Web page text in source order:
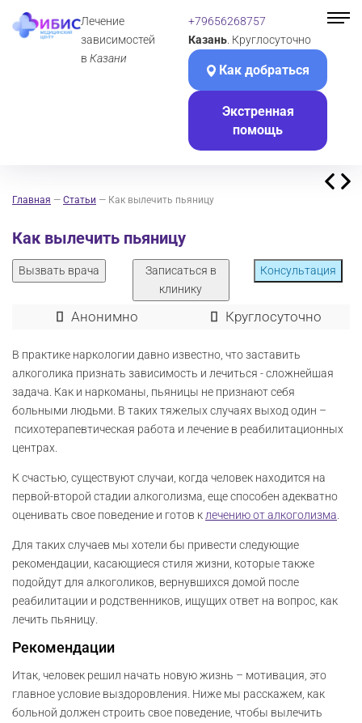
Лечение
зависимостей
в Казани
+79656268757
Казань . Круглосуточно
Как добраться
Экстренная
помощь
Главная — Статьи — Как вылечить пьяницу
Как вылечить пьяницу
Вызвать врача
Записаться в
клинику
Консультация
Анонимно Круглосуточно
В практике наркологии давно известно, что заставить
алкоголика признать зависимость и лечиться - сложнейшая
задача. Как и наркоманы, пьяницы не признают себя
больными людьми. В таких тяжелых случаях выход один –
психотерапевтическая работа и лечение в реабилитационных
центрах.
К счастью, существуют случаи, когда человек находится на
первой-второй стадии алкоголизма, еще способен адекватно
оценивать свое поведение и готов к лечению от алкоголизма
Для таких случаев мы хотели бы привести следующие
рекомендации, касающиеся стиля жизни, которые также
подойдут для алкоголиков, вернувшихся домой после
реабилитации и родственников, ищущих ответ на вопрос, как
лечить пьяницу.
Рекомендации
Итак, человек решил начать новую жизнь – мотивация, это
главное условие выздоровления. Ниже мы расскажем, как
больной должен строить свое поведение, чтобы вылечить